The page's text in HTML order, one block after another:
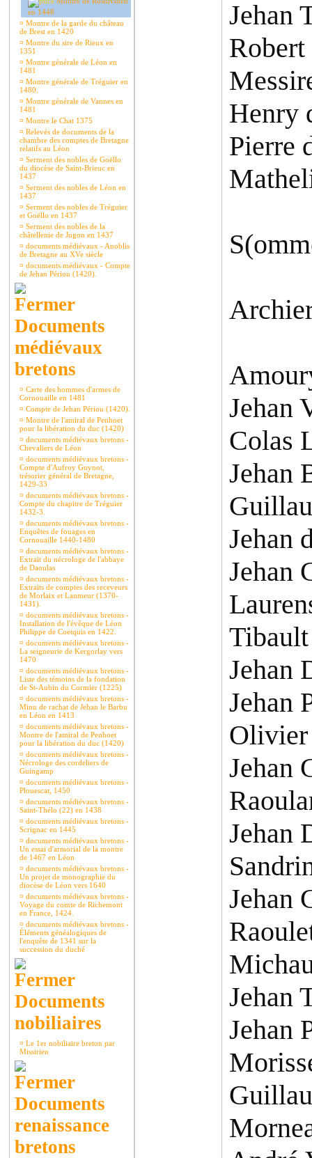
en 1448
¤ Montre de la garde du château
de Brest en 1420
¤ Montre du sire de Rieux en
1351
¤ Montre générale de Léon en
1481
¤ Montre générale de Tréguier en
1480.
¤ Montre générale de Vannes en
1481
¤ Montre le Chat 1375
¤ Relevés de documents de la
chambre des comptes de Bretagne
relatifs au Léon
¤ Serment des nobles de Goëllo
du diocèse de Saint-Brieuc en
1437
¤ Serment des nobles de Léon en
1437
¤ Serment des nobles de Tréguier
et Goëllo en 1437
¤ Serment des nobles de la
châtellenie de Jugon en 1437
¤ documents médiévaux - Anoblis
de Bretagne au XVe siècle
¤ documents médiévaux - Compte
de Jehan Périou (1420).
Documents
médiévaux
bretons
¤ Carte des hommes d'armes de
Cornouaille en 1481
¤ Compte de Jehan Périou (1420).
¤ Montre de l'amiral de Penhoet
pour la libération du duc (1420)
¤ documents médiévaux bretons -
Chevaliers de Léon
¤ documents médiévaux bretons -
Compte d'Aufroy Guynot,
trésorier général de Bretagne,
1429-33
¤ documents médiévaux bretons -
Compte du chapitre de Tréguier
1432-3.
¤ documents médiévaux bretons -
Enquêtes de fouages en
Cornouaille 1440-1480
¤ documents médiévaux bretons -
Extrait du nécrologe de l'abbaye
de Daoulas
¤ documents médiévaux bretons -
Extraits de comptes des receveurs
de Morlaix et Lanmeur (1370-
1431).
¤ documents médiévaux bretons -
Installation de l'évêque de Léon
Philippe de Coetquis en 1422.
¤ documents médiévaux bretons -
La seigneurie de Kergorlay vers
1470
¤ documents médiévaux bretons -
Liste des témoins de la fondation
de St-Aubin du Cormier (1225)
¤ documents médiévaux bretons -
Minu de rachat de Jehan le Barbu
en Léon en 1413
¤ documents médiévaux bretons -
Montre de l'amiral de Penhoet
pour la libération du duc (1420)
¤ documents médiévaux bretons -
Nécrologe des cordeliers de
Guingamp
¤ documents médiévaux bretons -
Plouescat, 1450
¤ documents médiévaux bretons -
Saint-Thélo (22) en 1438
¤ documents médiévaux bretons -
Scrignac en 1445
¤ documents médiévaux bretons -
Un essai d'armorial de la montre
de 1467 en Léon
¤ documents médiévaux bretons -
Un projet de monographie du
diocèse de Léon vers 1640
¤ documents médiévaux bretons -
Voyage du comte de Richemont
en France, 1424.
¤ documents médiévaux bretons -
Éléments généalogiques de
l'enquête de 1341 sur la
succession du duché
Documents
nobiliaires
¤ Le 1er nobiliaire breton par
Missirien
Documents
renaissance
bretons
Jehan
Henry
Pierre
Jehan
Colas
Jehan
Jehan
Jehan
Jehan
Jehan
Olivier
Jehan
Jehan
Jehan
Jehan
Jehan